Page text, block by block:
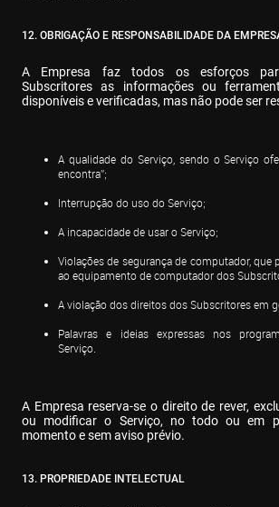
12. OBRIGAÇÃO E RESPONSABILIDADE DA
A Empresa faz todos os esforços
Subscritores as informações ou
disponíveis e verificadas, mas não pode ser
A qualidade do Serviço, sendo o Serviço
encontra”;
Interrupção do uso do Serviço;
A incapacidade de usar o Serviço;
Violações de segurança de computador, que
ao equipamento de computador dos
A violação dos direitos dos Subscritores em
Palavras e ideias expressas nos
Serviço.
A Empresa reserva-se o direito de rever,
ou modificar o Serviço, no todo ou em
momento e sem aviso prévio.
13. PROPRIEDADE INTELECTUAL